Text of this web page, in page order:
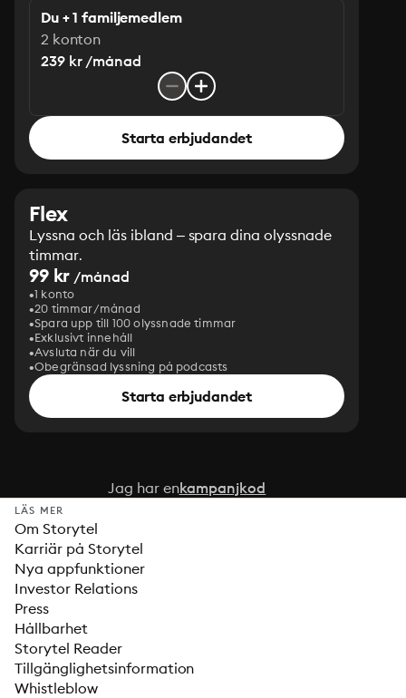
Du + 1 familjemedlem
2 konton
239 kr /månad
Starta erbjudandet
Flex
Lyssna och läs ibland – spara dina olyssnade
timmar.
99 kr /månad
1 konto
20 timmar/månad
Spara upp till 100 olyssnade timmar
Exklusivt innehåll
Avsluta när du vill
Obegränsad lyssning på podcasts
Starta erbjudandet
Jag har enkampanjkod
LÄS MER
Om Storytel
Karriär på Storytel
Nya appfunktioner
Investor Relations
Press
Hållbarhet
Storytel Reader
Tillgänglighetsinformation
Whistleblow